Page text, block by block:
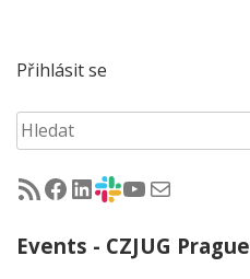
Přihlásit se
Hledat
RSS - články na jug.cz
Facebook skupina Czech Java User Group
LinkedIn skupina Czech Java User Group
CZJUG Slack fórum
CZJUG YouTube kanálCZJUG email
Events - CZJUG Prague